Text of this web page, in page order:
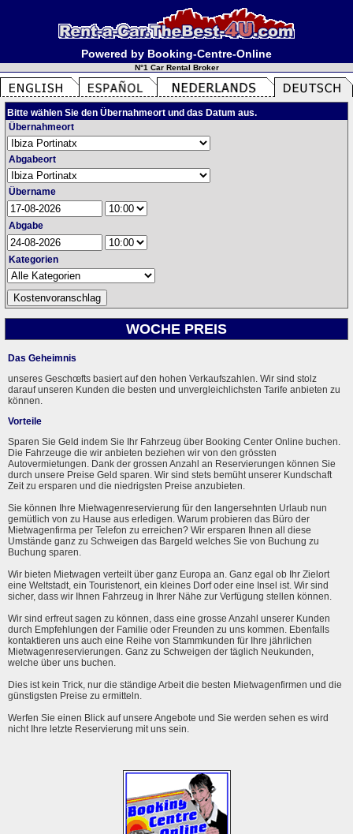
Powered by Booking-Centre-Online
N°1 Car Rental Broker
Bitte wählen Sie den Übernahmeort und das Datum aus.
Übernahmeort
Abgabeort
Übername
Abgabe
Kategorien
WOCHE PREIS
Das Geheimnis
unseres Geschœfts basiert auf den hohen Verkaufszahlen. Wir sind stolz
darauf unseren Kunden die besten und unvergleichlichsten Tarife anbieten zu
können.
Vorteile
Sparen Sie Geld indem Sie Ihr Fahrzeug über Booking Center Online buchen.
Die Fahrzeuge die wir anbieten beziehen wir von den grössten
Autovermietungen. Dank der grossen Anzahl an Reservierungen können Sie
durch unsere Preise Geld sparen. Wir sind stets bemüht unserer Kundschaft
Zeit zu ersparen und die niedrigsten Preise anzubieten.
Sie können Ihre Mietwagenreservierung für den langersehnten Urlaub nun
gemütlich von zu Hause aus erledigen. Warum probieren das Büro der
Mietwagenfirma per Telefon zu erreichen? Wir ersparen Ihnen all diese
Umstände ganz zu Schweigen das Bargeld welches Sie von Buchung zu
Buchung sparen.
Wir bieten Mietwagen verteilt über ganz Europa an. Ganz egal ob Ihr Zielort
eine Weltstadt, ein Touristenort, ein kleines Dorf oder eine Insel ist. Wir sind
sicher, dass wir Ihnen Fahrzeug in Ihrer Nähe zur Verfügung stellen können.
Wir sind erfreut sagen zu können, dass eine grosse Anzahl unserer Kunden
durch Empfehlungen der Familie oder Freunden zu uns kommen. Ebenfalls
kontaktieren uns auch eine Reihe von Stammkunden für Ihre jährlichen
Mietwagenreservierungen. Ganz zu Schweigen der täglich Neukunden,
welche über uns buchen.
Dies ist kein Trick, nur die ständige Arbeit die besten Mietwagenfirmen und die
günstigsten Preise zu ermitteln.
Werfen Sie einen Blick auf unsere Angebote und Sie werden sehen es wird
nicht Ihre letzte Reservierung mit uns sein.